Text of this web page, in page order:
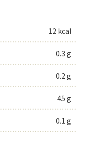
12 kcal
0.3 g
0.2 g
45 g
0.1 g